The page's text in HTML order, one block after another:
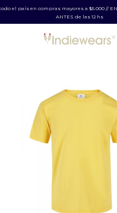
todo el país en compras mayores a $5.000 //
ANTES de las 12 hs